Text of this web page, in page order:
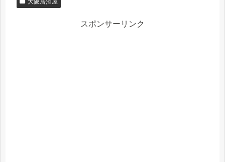
大阪居酒屋
スポンサーリンク